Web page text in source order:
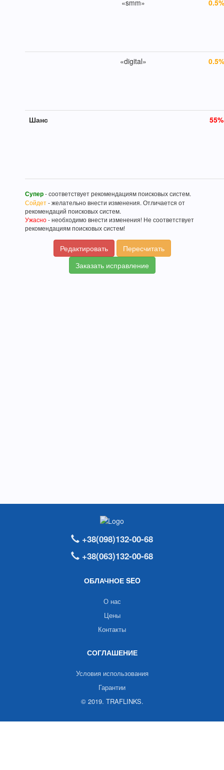
«smm» 0.5%
«digital» 0.5%
Шанс 55%
Супер- соответствует рекомендациям поисковых систем.
Сойдет- желательно внести изменения. Отличается от
рекомендаций поисковых систем.
Ужасно- необходимо внести изменения! Не соответствует
рекомендациям поисковых систем!
Редактировать
Пересчитать
Заказать исправление
+38(098)132-00-68
+38(063)132-00-68
ОБЛАЧНОЕ SEO
О нас
Цены
Контакты
СОГЛАШЕНИЕ
Условия использования
Гарантии
© 2019. TRAFLINKS.